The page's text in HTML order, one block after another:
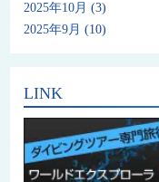
2025年10月 (3)
2025年9月 (10)
LINK